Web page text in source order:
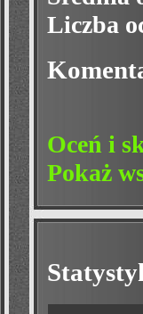
Liczba
Oceń i
Pokaż